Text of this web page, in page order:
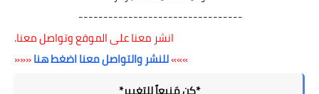
---------------------------------
انشر معنا على الموقع وتواصل معنا.
»»»للنشر والتواصل معنا اضغط هنا«««